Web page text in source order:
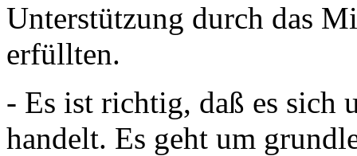
Unterstützung durch das
erfüllten.
- Es ist richtig, daß es sich
handelt. Es geht um